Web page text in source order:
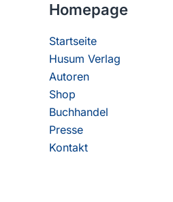
Homepage
Startseite
Husum Verlag
Autoren
Shop
Buchhandel
Presse
Kontakt